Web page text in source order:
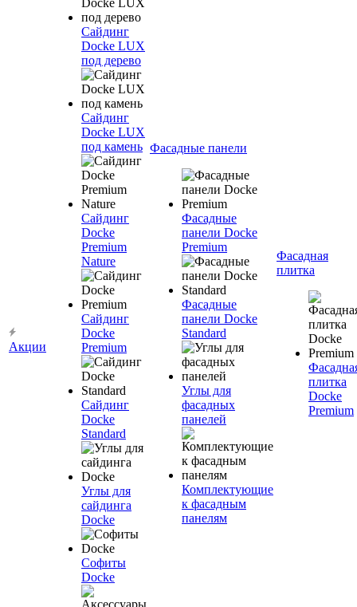
Акции
Сайдинг
Docke LUX
под дерево
Сайдинг
Docke LUX
под камень
Сайдинг
Docke
Premium
Nature
Сайдинг
Docke
Premium
Сайдинг
Docke
Standard
Углы для
сайдинга
Docke
Софиты
Docke
Фасадные панели
Фасадные
панели Docke
Premium
Фасадные
панели Docke
Standard
Углы для
фасадных
панелей
Комплектующие
к фасадным
панелям
Фасадная
плитка
плитка
Docke
Premium